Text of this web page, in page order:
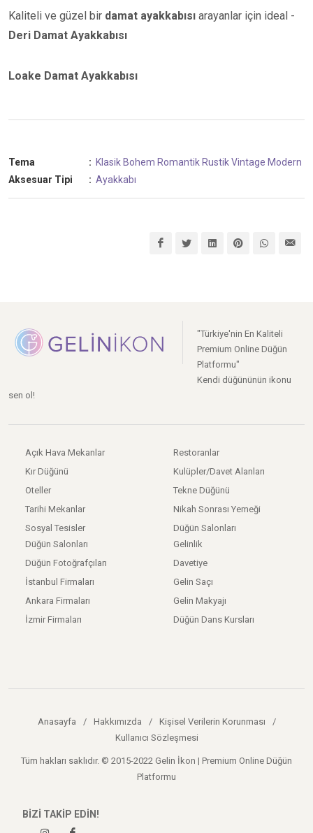
Kaliteli ve güzel bir damat ayakkabısı arayanlar için ideal -
Deri Damat Ayakkabısı
Loake Damat Ayakkabısı
Tema : Klasik Bohem Romantik RustikVintage Modern
Aksesuar Tipi
: Ayakkabı
"Türkiye'nin En Kaliteli
Premium Online Düğün
Platformu"
Kendi düğününün ikonu
sen ol!
Açık Hava Mekanlar
Kır Düğünü
Oteller
Tarihi Mekanlar
Sosyal Tesisler
Restoranlar
Kulüpler/Davet Alanları
Tekne Düğünü
Nikah Sonrası Yemeği
Düğün Salonları
Düğün Salonları
Düğün Fotoğrafçıları
İstanbul Firmaları
Ankara Firmaları
İzmir Firmaları
Gelinlik
Davetiye
Gelin Saçı
Gelin Makyajı
Düğün Dans Kursları
Anasayfa / Hakkımızda / Kişisel Verilerin Korunması
/
Kullanıcı Sözleşmesi
Tüm hakları saklıdır. © 2015-2022 Gelin İkon | Premium Online Düğün
Platformu
BİZİ TAKİP EDİN!